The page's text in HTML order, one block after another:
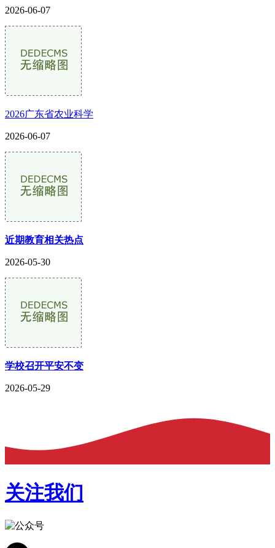
2026-06-07
2026广东省农业科学
2026-06-07
近期教育相关热点
2026-05-30
学校召开平安不变
2026-05-29
关注我们